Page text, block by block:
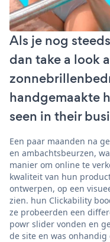
Als je nog
dan take a look
handgemaakte
seen in their
Een paar maanden na
en ambachtsbeurzen,
manier om online te
kwaliteit van hun
ontwerpen, op een
zien. hun Clickability
ze probeerden een
powr slider vonden en
de site en was